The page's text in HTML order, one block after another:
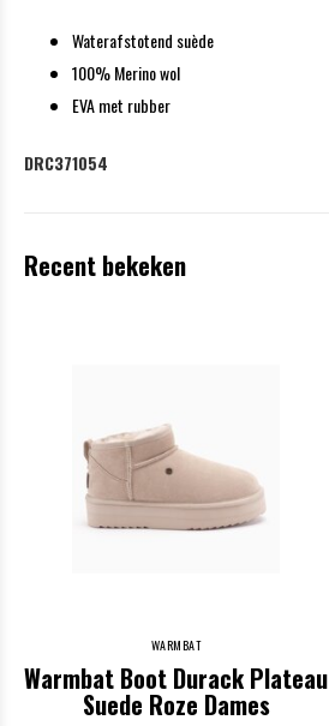
Waterafstotend suède
100% Merino wol
EVA met rubber
DRC371054
Recent bekeken
WARMBAT
Warmbat Boot Durack Plateau
Suede Roze Dames